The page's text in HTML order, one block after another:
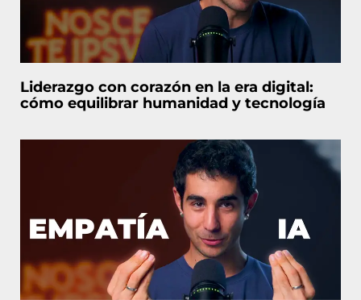
Liderazgo con corazón en la era digital:
cómo equilibrar humanidad y tecnología